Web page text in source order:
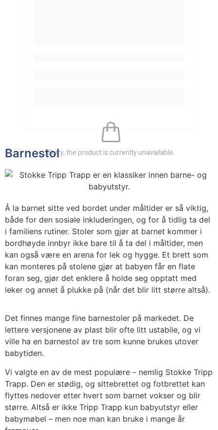
Sorry, the product is currently unavailable.
Barnestol
Å la barnet sitte ved bordet under måltider er så viktig,
både for den sosiale inkluderingen, og for å tidlig ta del
i familiens rutiner. Stoler som gjør at barnet kommer i
bordhøyde innbyr ikke bare til å ta del i måltider, men
kan også være en arena for lek og hygge. Et brett som
kan monteres på stolene gjør at babyen får en flate
foran seg, gjør det enklere å holde seg opptatt med
leker og annet å plukke på (når det blir litt større altså).
Det finnes mange fine barnestoler på markedet. De
lettere versjonene av plast blir ofte litt ustabile, og vi
ville ha en barnestol av tre som kunne brukes utover
babytiden.
Vi valgte en av de mest populære – nemlig Stokke Tripp
Trapp. Den er stødig, og sittebrettet og fotbrettet kan
flyttes nedover etter hvert som barnet vokser og blir
større. Altså er ikke Tripp Trapp kun babyutstyr eller
babymøbel – men noe man kan bruke i mange år